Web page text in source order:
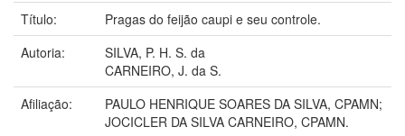
Título:
Pragas do feijão caupi e seu controle.
Autoria:
SILVA, P. H. S. da
CARNEIRO, J. da S.
Afiliação:
PAULO HENRIQUE SOARES DA SILVA, CPAMN;
JOCICLER DA SILVA CARNEIRO, CPAMN.